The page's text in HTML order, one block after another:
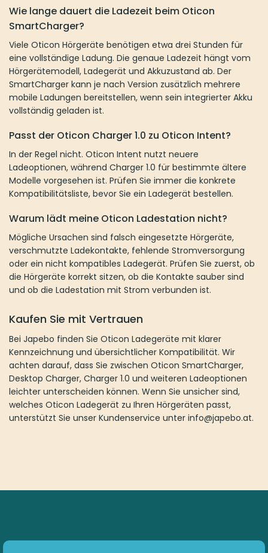
Warum lädt meine Oticon Ladestation nicht?
Mögliche Ursachen sind falsch eingesetzte Hörgeräte,
verschmutzte Ladekontakte, fehlende Stromversorgung oder ein
nicht kompatibles Ladegerät. Prüfen Sie zuerst, ob die Hörgeräte
korrekt sitzen, ob die Kontakte sauber sind und ob die
Ladestation mit Strom verbunden ist.
Kaufen Sie mit Vertrauen
Bei Japebo finden Sie Oticon Ladegeräte mit klarer
Kennzeichnung und übersichtlicher Kompatibilität. Wir achten
darauf, dass Sie zwischen Oticon SmartCharger, Desktop
Charger, Charger 1.0 und weiteren Ladeoptionen leichter
unterscheiden können. Wenn Sie unsicher sind, welches Oticon
Ladegerät zu Ihren Hörgeräten passt, unterstützt Sie unser
Abonnieren Sie unseren Newsletter
Erhalten Sie alle neuesten Informationen zu
Veranstaltungen, Verkäufen und Angeboten.